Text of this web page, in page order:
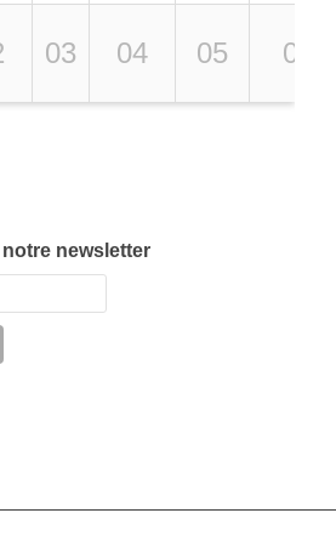
03 04 05 06
newsletter